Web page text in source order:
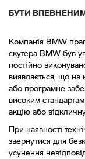
БУТИ
Компанія BMW
скутера BMW був
постійно
виявляється, що на
або програмне
високим
акцію або
При наявності
звернутися для
усунення